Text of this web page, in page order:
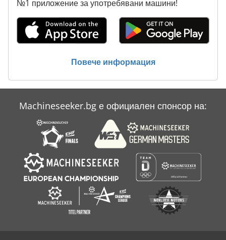
На Екрана Промяна
Намаляване На Диапазон
Свързване На Машина
Управление На
Управление На Устройство
№1 приложение за употребявани машини!
Повече информация
Machineseeker.bg е официален спонсор на: